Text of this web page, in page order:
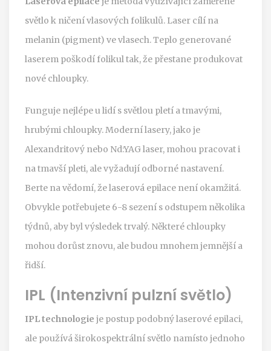
světlo k ničení vlasových folikulů. Laser cílí na
melanin (pigment) ve vlasech. Teplo generované
laserem poškodí folikul tak, že přestane produkovat
nové chloupky.
Funguje nejlépe u lidí s světlou pletí a tmavými,
hrubými chloupky. Moderní lasery, jako je
Alexandritový nebo Nd:YAG laser, mohou pracovat i
na tmavší pleti, ale vyžadují odborné nastavení.
Berte na vědomí, že laserová epilace není okamžitá.
Obvykle potřebujete 6-8 sezení s odstupem několika
týdnů, aby byl výsledek trvalý. Některé chloupky
mohou dorůst znovu, ale budou mnohem jemnější a
řidší.
IPL (Intenzivní pulzní světlo)
IPL technologie je postup podobný laserové epilaci,
ale používá širokospektrální světlo namísto jednoho